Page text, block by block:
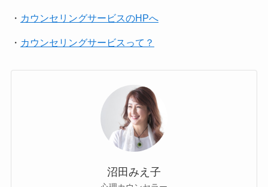
・ カウンセリングサービスのHPへ
・ カウンセリングサービスって？
沼田みえ子